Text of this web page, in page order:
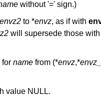
without '=' sign.)
envz2 to *envz, as if with
will supersede those
for name from (*envz,*
value NULL.